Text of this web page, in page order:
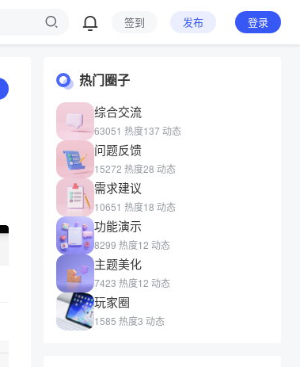
签到 发布 登录
热门圈子
综合交流
63051 热度137 动态
问题反馈
15272 热度28 动态
需求建议
10651 热度18 动态
功能演示
8299 热度12 动态
主题美化
7423 热度12 动态
玩家圈
1585 热度3 动态